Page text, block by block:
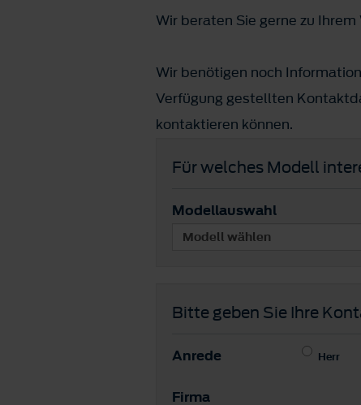
Wir beraten Sie gerne zu
Wir benötigen noch
Verfügung gestellten
kontaktieren können.
Für welches Modell
Modellauswahl
Bitte geben Sie Ihre
Anrede Herr
Firma